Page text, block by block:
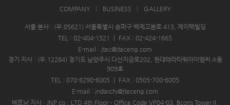
COMPANY BUSINESS GALLERY
서울 본사 : (우.05621) 서울특별시 송파구 백제고분로 413, 제이텍빌딩
TEL : 02-404-1521
FAX : 02-424-1665
E-mail : jtec@jteceng.com
경기 지사 : (우.12284) 경기도 남양주시 다산지금로202, 현대테라타워아이엠씨 A동
909호
TEL : 070-8290-6005
FAX : 0505-700-6005
E-mail : jndarchi@jteceng.com
베트남 지사 : JNP co., LTD 4th Floor – Office Code VP04-03, Bcons Tower II,